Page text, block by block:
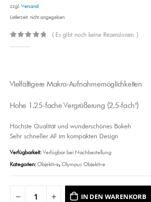
zzgl.Versand
Lieferzeit: nicht angegeben
( Es gibt noch keine Rezensionen. )
Vielfältigere Makro-Aufnahmemöglichkeiten
Hohe 1,25-fache Vergrößerung (2,5-fach*)
Höchste Qualität und wunderschönes Bokeh
Sehr schneller AF im kompakten Design
Verfügbarkeit:Verfügbar bei Nachbestellung
Kategorien:Objektive,Olympus Objektive
IN DEN WARENKORB